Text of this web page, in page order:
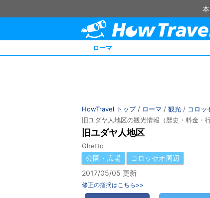
ローマ
HowTravel トップ/ ローマ / 観光 / コロッ
旧ユダヤ人地区の観光情報（歴史・料金・
旧ユダヤ人地区
Ghetto
公園・広場
コロッセオ周辺
2017/05/05 更新
修正の指摘はこちら>>